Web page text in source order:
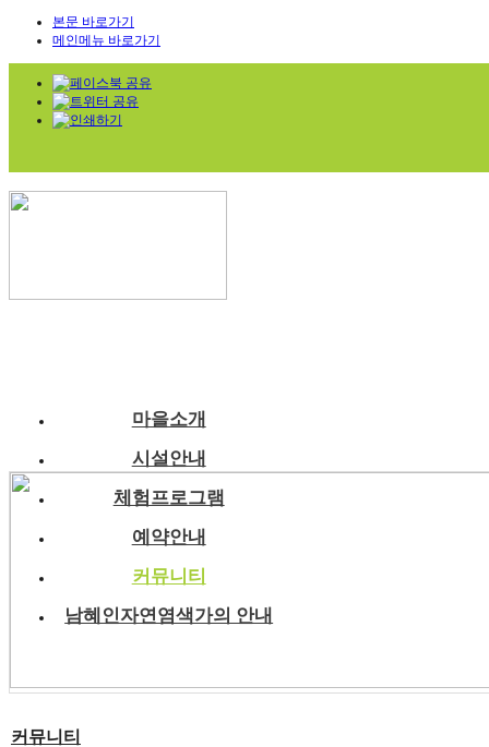
본문 바로가기
메인메뉴 바로가기
마을소개
시설안내
체험프로그램
예약안내
커뮤니티
남혜인자연염색가의 안내
커뮤니티